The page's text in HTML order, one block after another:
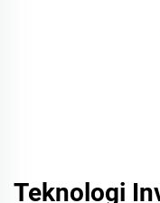
Teknologi